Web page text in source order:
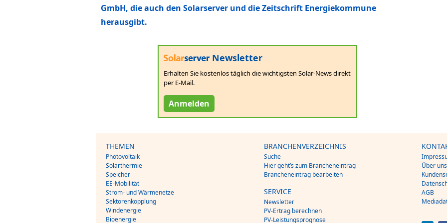
GmbH, die auch den Solarserver und die Zeitschrift Energiekommune
herausgibt.
Newsletter
Erhalten Sie kostenlos täglich die wichtigsten Solar-News direkt
per E-Mail.
Anmelden
THEMEN
Photovoltaik
Solarthermie
Speicher
EE-Mobilität
Strom- und Wärmenetze
Sektorenkopplung
Windenergie
Bioenergie
BRANCHENVERZEICHNIS
Suche
Hier geht’s zum Brancheneintrag
Brancheneintrag bearbeiten
SERVICE
Newsletter
PV-Ertrag berechnen
PV-Leistungsprognose
Über uns
AGB